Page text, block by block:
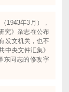
1943年3月），
究》杂志在公布
发文机关，也不
中央文件汇集》
东同志的修改字